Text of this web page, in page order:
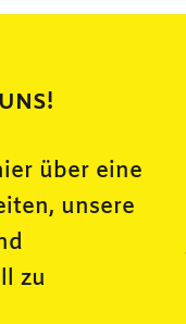
über eine
unsere
zu